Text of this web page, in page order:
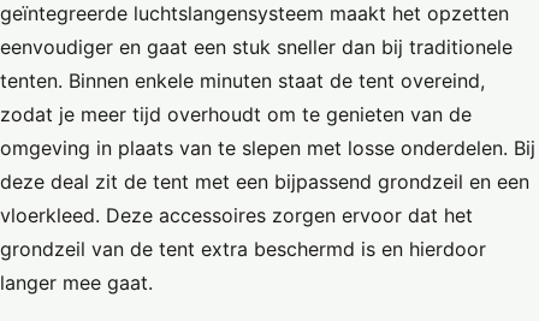
geïntegreerde luchtslangensysteem maakt het opzetten
eenvoudiger en gaat een stuk sneller dan bij traditionele
tenten. Binnen enkele minuten staat de tent overeind,
zodat je meer tijd overhoudt om te genieten van de
omgeving in plaats van te slepen met losse onderdelen. Bij
deze deal zit de tent met een bijpassend grondzeil en een
vloerkleed. Deze accessoires zorgen ervoor dat het
grondzeil van de tent extra beschermd is en hierdoor
langer mee gaat.